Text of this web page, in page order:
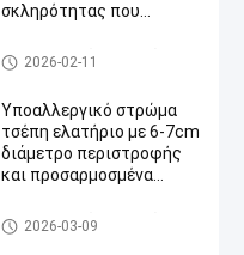
σκληρότητας που
υψηλής ποιότητας
χάλυβα
Ελατήριο τσέπης στρώματο
ς
2026-02-11
Υποαλλεργικό στρώμα
τσέπη ελατήριο με 6-7cm
διάμετρο περιστροφής
και προσαρμοσμένα
άνεση
Ελατήριο τσέπης στρώματο
ς
2026-03-09